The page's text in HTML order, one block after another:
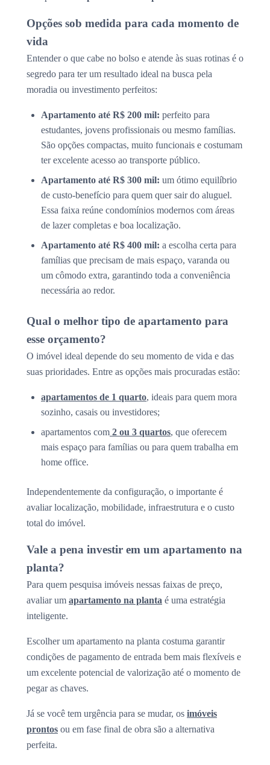
Opções sob medida para cada momento de
vida
Entender o que cabe no bolso e atende às suas rotinas é o
segredo para ter um resultado ideal na busca pela
moradia ou investimento perfeitos:
Apartamento até R$ 200 mil: perfeito para
estudantes, jovens profissionais ou mesmo famílias.
São opções compactas, muito funcionais e costumam
ter excelente acesso ao transporte público.
Apartamento até R$ 300 mil: um ótimo equilíbrio
de custo-benefício para quem quer sair do aluguel.
Essa faixa reúne condomínios modernos com áreas
de lazer completas e boa localização.
Apartamento até R$ 400 mil: a escolha certa para
famílias que precisam de mais espaço, varanda ou
um cômodo extra, garantindo toda a conveniência
necessária ao redor.
Qual o melhor tipo de apartamento para
esse orçamento?
O imóvel ideal depende do seu momento de vida e das
suas prioridades. Entre as opções mais procuradas estão:
apartamentos de 1 quarto, ideais para quem mora
sozinho, casais ou investidores;
apartamentos com 2 ou 3 quartos, que oferecem
mais espaço para famílias ou para quem trabalha em
home office.
Independentemente da configuração, o importante é
avaliar localização, mobilidade, infraestrutura e o custo
total do imóvel.
Vale a pena investir em um apartamento na
planta?
Para quem pesquisa imóveis nessas faixas de preço,
avaliar um apartamento na planta é uma estratégia
inteligente.
Escolher um apartamento na planta costuma garantir
condições de pagamento de entrada bem mais flexíveis e
um excelente potencial de valorização até o momento de
pegar as chaves.
Já se você tem urgência para se mudar, os imóveis
prontos ou em fase final de obra são a alternativa
perfeita.